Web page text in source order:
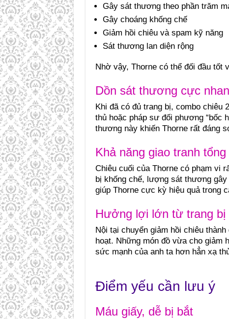
Gây sát thương theo phần trăm
Gây choáng khống chế
Giảm hồi chiêu và spam kỹ năng
Sát thương lan diện rộng
Nhờ vậy, Thorne có thể đối đầu tốt
Dồn sát thương cực
Khi đã có đủ trang bị, combo chiêu
thủ hoặc pháp sư đối phương “bốc
thương này khiến Thorne rất đáng
Khả năng giao tranh tổng
Chiêu cuối của Thorne có phạm vi
bị khống chế, lượng sát thương
giúp Thorne cực kỳ hiệu quả trong
Hưởng lợi lớn từ trang bị
Nội tại chuyển giảm hồi chiêu
hoạt. Những món đồ vừa cho giảm
sức mạnh của anh ta hơn hẳn xạ
Điểm yếu cần lưu ý
Máu giấy, dễ bị bắt